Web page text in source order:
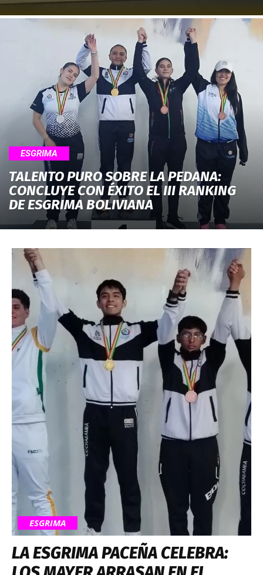
ESGRIMA
TALENTO PURO SOBRE LA PEDANA:
CONCLUYE CON ÉXITO EL III RANKING
DE ESGRIMA BOLIVIANA
ESGRIMA
LA ESGRIMA PACEÑA CELEBRA: